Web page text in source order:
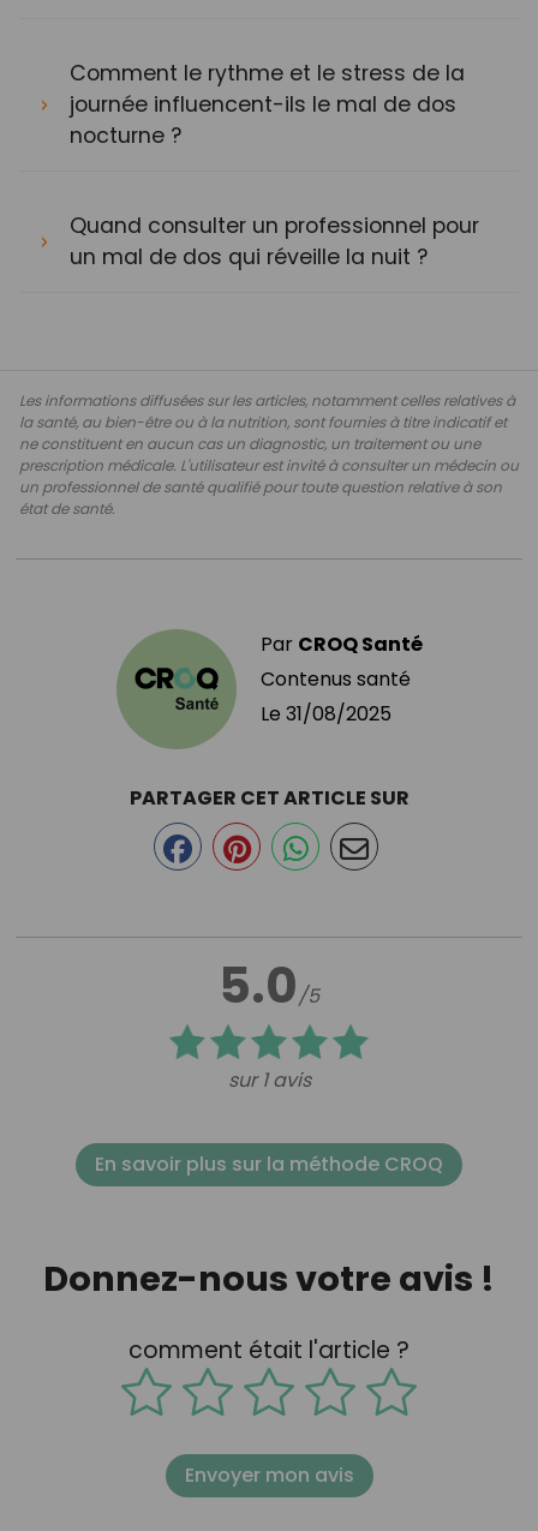
Comment le rythme et le stress de la
journée influencent-ils le mal de dos
nocturne ?
Quand consulter un professionnel pour
un mal de dos qui réveille la nuit ?
Les informations diffusées sur les articles, notamment celles relatives à
la santé, au bien-être ou à la nutrition, sont fournies à titre indicatif et
ne constituent en aucun cas un diagnostic, un traitement ou une
prescription médicale. L'utilisateur est invité à consulter un médecin ou
un professionnel de santé qualifié pour toute question relative à son
état de santé.
Par CROQ Santé
Contenus santé
Le 31/08/2025
5.0/5
sur 1 avis
PARTAGER CET ARTICLE SUR
En savoir plus sur la méthode CROQ
Donnez-nous votre avis !
comment était l'article ?
Envoyer mon avis